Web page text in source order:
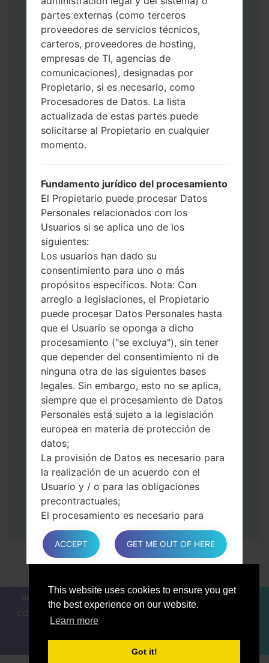
This website uses cookies to ensure you get
the best experience on our website.
Learn more
Got it!
o 5 (si es archivo 5, selecciónelo aquí):
AP: "Sistema y Recuperación"
CP: "Módem y Radio"
CSC _ ***: "País y región y operador"
HOME_CSC _ ***: "País y regióny
operador"
Agregue todos los archivos a Odin 3.
Si desea hacer clean flash, use CSC _ *** o
use HOME_CSC _ *** para mantener sus
datos y aplicaciones.
métodos:
Presione y mantenga presionados la
tecla de Encendido, el botón de Subir
volumen y la tecla de Bixby.
Presione y mantenga presionadas las
teclas de Subir y de Bajar volumen y
luego conecte un cable USB.
Presione y mantenga presionados la
tecla de Encendido, el botón de Bajar
volumen y la tecla de Inicio.
Conecte un cable USB, luego
mantenga presionados el botón de Bixby
y la tecla de Bajar volumen.
Presione y mantenga presionados la
tecla de Encendido y el botón de Subir
volumen.
Luego, conecte su dispositivo a PC, Odin
debería detectar su teléfono y el número
de puerto COM aparecerá en la pantalla.
Especifique solo el tiempo de F.Reset y el
Reinicio Automático.
Finalmente, presione la tecla Comenzar.
Su teléfono ahora se reiniciará y se
desconectará de la PC
PARA LOS BLOGGERS
COMPARAR
CONTACTOS
partes externas (como terceros
proveedores de servicios técnicos,
carteros, proveedores de hosting,
empresas de TI, agencias de
comunicaciones), designadas por
Propietario, si es necesario, como
Procesadores de Datos. La lista
actualizada de estas partes puede
solicitarse al Propietario en cualquier
momento.
Fundamento jurídico del procesamiento
El Propietario puede procesar Datos
Personales relacionados con los
Usuarios si se aplica uno de los
siguientes:
Los usuarios han dado su
consentimiento para uno o más
propósitos específicos. Nota: Con
arreglo a legislaciones, el Propietario
puede procesar Datos Personales hasta
que el Usuario se oponga a dicho
procesamiento ("se excluya"), sin tener
que depender del consentimiento ni de
ninguna otra de las siguientes bases
legales. Sin embargo, esto no se aplica,
siempre que el procesamiento de Datos
Personales está sujeto a la legislación
europea en materia de protección de
datos;
La provisión de Datos es necesario para
la realización de un acuerdo con el
Usuario y / o para las obligaciones
precontractuales;
El procesamiento es necesario para
cumplir con una obligación legal a la que
está sujeto el Propietario;
El procesamiento se relaciona con una
el ejercicio del poder público conferido
al Propietario;
En cualquier caso, el Propietario estará
ACCEPT GET ME OUT OF HERE